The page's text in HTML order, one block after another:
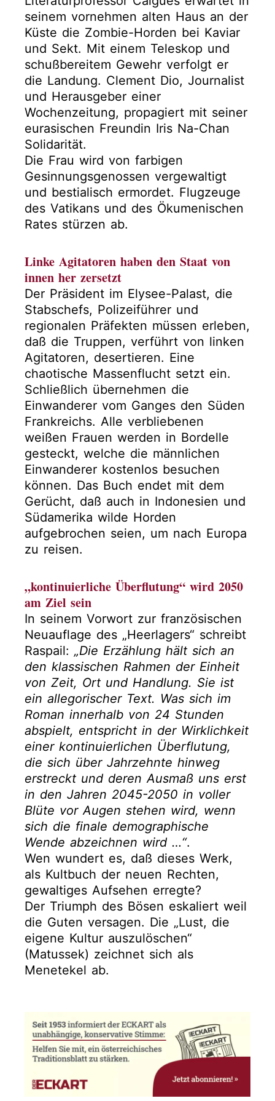
seinem vornehmen alten Haus an der
Küste die Zombie-Horden bei Kaviar
und Sekt. Mit einem Teleskop und
schußbereitem Gewehr verfolgt er
die Landung. Clement Dio, Journalist
und Herausgeber einer
Wochenzeitung, propagiert mit seiner
eurasischen Freundin Iris Na-Chan
Solidarität.
Die Frau wird von farbigen
Gesinnungsgenossen vergewaltigt
und bestialisch ermordet. Flugzeuge
des Vatikans und des Ökumenischen
Rates stürzen ab.
Linke Agitatoren haben den Staat von
innen her zersetzt
Der Präsident im Elysee-Palast, die
Stabschefs, Polizeiführer und
regionalen Präfekten müssen erleben,
daß die Truppen, verführt von linken
Agitatoren, desertieren. Eine
chaotische Massenflucht setzt ein.
Schließlich übernehmen die
Einwanderer vom Ganges den Süden
Frankreichs. Alle verbliebenen
weißen Frauen werden in Bordelle
gesteckt, welche die männlichen
Einwanderer kostenlos besuchen
können. Das Buch endet mit dem
Gerücht, daß auch in Indonesien und
Südamerika wilde Horden
aufgebrochen seien, um nach Europa
zu reisen.
„kontinuierliche Überflutung“ wird 2050
am Ziel sein
In seinem Vorwort zur französischen
Neuauflage des „Heerlagers“ schreibt
Raspail: „Die Erzählung hält sich an
den klassischen Rahmen der Einheit
von Zeit, Ort und Handlung. Sie ist
ein allegorischer Text. Was sich im
Roman innerhalb von 24 Stunden
abspielt, entspricht in der Wirklichkeit
einer kontinuierlichen Überflutung,
die sich über Jahrzehnte hinweg
erstreckt und deren Ausmaß uns erst
in den Jahren 2045-2050 in voller
Blüte vor Augen stehen wird, wenn
sich die finale demographische
Wende abzeichnen wird …“.
Wen wundert es, daß dieses Werk,
als Kultbuch der neuen Rechten,
gewaltiges Aufsehen erregte?
Der Triumph des Bösen eskaliert weil
die Guten versagen. Die „Lust, die
eigene Kultur auszulöschen“
(Matussek) zeichnet sich als
Menetekel ab.